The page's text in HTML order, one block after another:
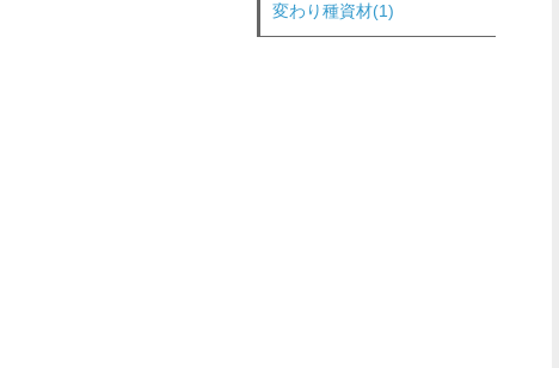
変わり種資材(1)